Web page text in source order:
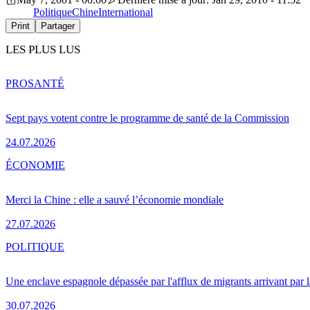
PolitiqueChineInternational
Print Partager
LES PLUS LUS
Sept pays votent contre le programme de santé de la Commission
24.07.2026
PROSANTÉ
Merci la Chine : elle a sauvé l’économie mondiale
27.07.2026
ÉCONOMIE
Une enclave espagnole dépassée par l'afflux de migrants arrivant par
30.07.2026
POLITIQUE